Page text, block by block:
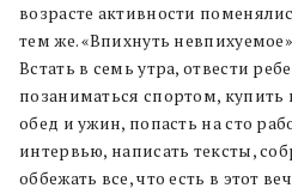
возрасте активности
тем же. «Впихнуть
Встать в семь утра, отвести
позаниматься спортом,
обед и ужин, попасть на сто
интервью, написать тексты,
оббежать все, что есть в этот